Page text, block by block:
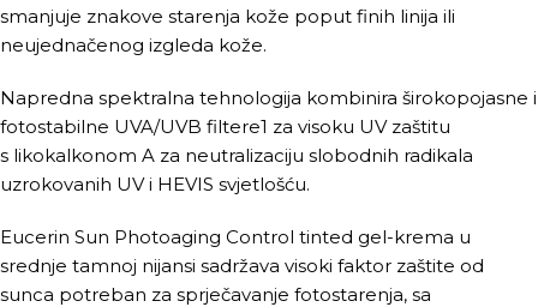
smanjuje znakove starenja kože poput finih linija ili
neujednačenog izgleda kože.
Napredna spektralna tehnologija kombinira širokopojasne i
fotostabilne UVA/UVB filtere1 za visoku UV zaštitu
s likokalkonom A za neutralizaciju slobodnih radikala
uzrokovanih UV i HEVIS svjetlošću.
Eucerin Sun Photoaging Control tinted gel-krema u
srednje tamnoj nijansi sadržava visoki faktor zaštite od
sunca potreban za sprječavanje fotostarenja, sa